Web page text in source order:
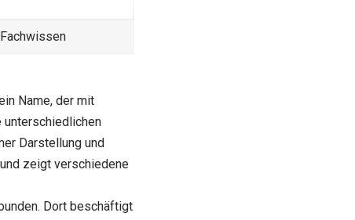
Name, der mit
unterschiedlichen
Darstellung und
zeigt verschiedene
Dort beschäftigt